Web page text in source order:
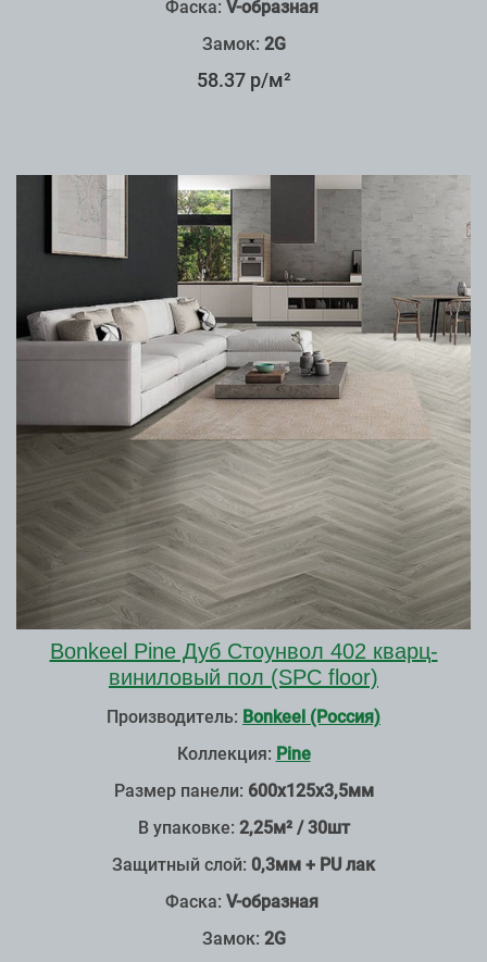
Фаска: V-образная
Замок: 2G
58.37 р/м²
Bonkeel Pine Дуб Стоунвол 402 кварц-
виниловый пол (SPC floor)
Производитель: Bonkeel (Россия)
Коллекция: Pine
Размер панели: 600х125х3,5мм
В упаковке: 2,25м² / 30шт
Защитный слой: 0,3мм + PU лак
Фаска: V-образная
Замок: 2G